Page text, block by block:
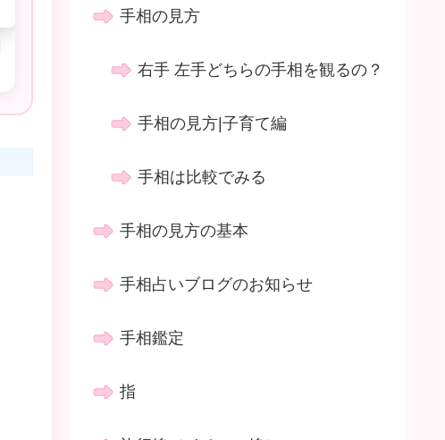
手相の見方
右手 左手どちらの手相を観るの？
手相の見方|子育て編
手相は比較でみる
手相の見方の基本
手相占いブログのお知らせ
手相鑑定
指